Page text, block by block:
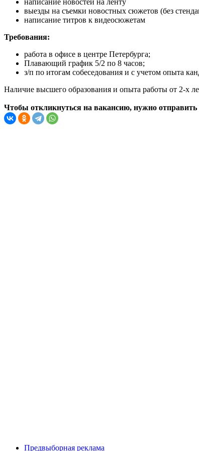
выезды на съемки новостных сюжетов (без
написание титров к видеосюжетам
Требования:
работа в офисе в центре Петербурга;
Плавающий график 5/2 по 8 часов;
з/п по итогам собеседования и с учетом опыта
Наличие высшего образования и опыта работы от 2-х
Чтобы откликнуться на вакансию, нужно отправить
Предвыборная реклама